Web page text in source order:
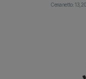
Cena netto: